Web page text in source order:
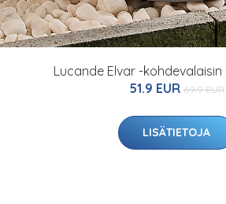
Lucande Elvar -
51.9 EUR 69.9 EUR
LISÄTIETOJA